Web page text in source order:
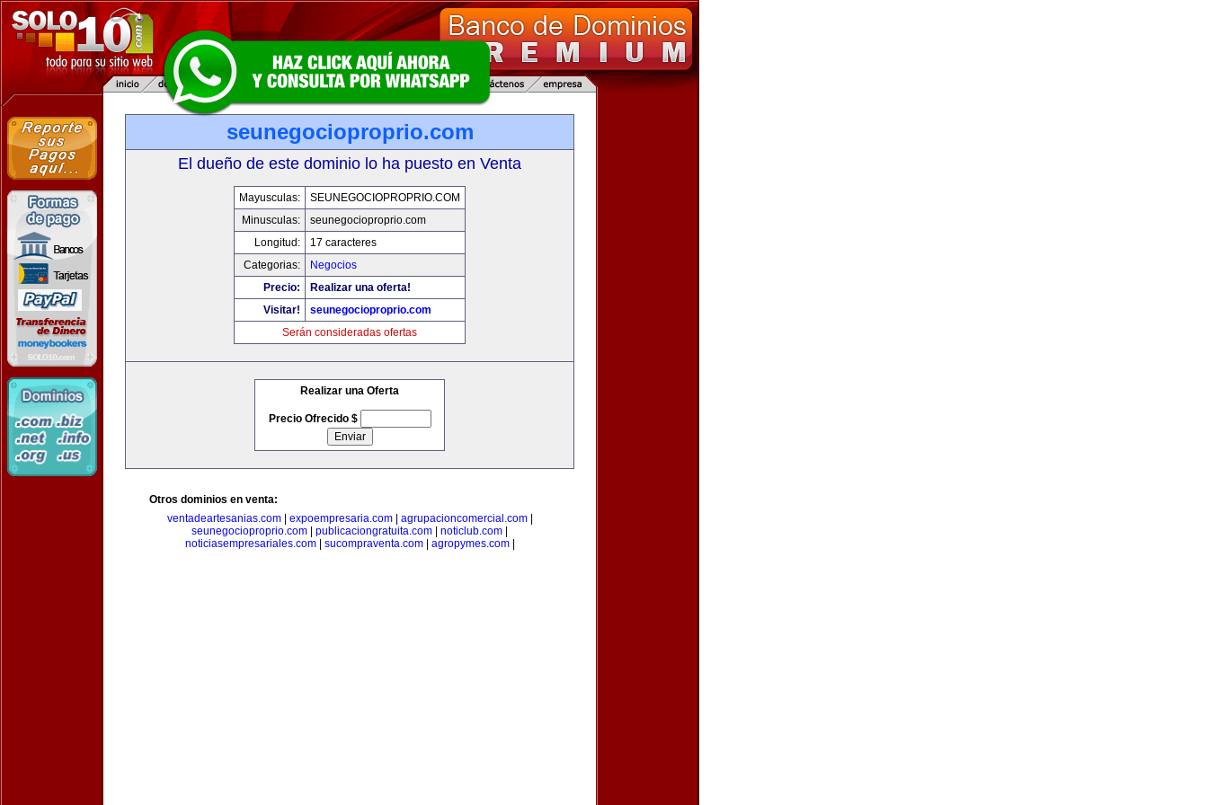
seunegocioproprio.com
El dueño de este dominio lo ha puesto en Venta
Mayusculas:
SEUNEGOCIOPROPRIO.COM
Minusculas:
seunegocioproprio.com
Longitud:
17 caracteres
Categorias:
Negocios
Precio:
Realizar una oferta!
Visitar!
seunegocioproprio.com
Serán consideradas ofertas
Realizar una Oferta
Precio Ofrecido $
Otros dominios en venta:
ventadeartesanias.com| expoempresaria.com| agrupacioncomercial.com|
seunegocioproprio.com
publicaciongratuita.com noticlub.com
noticiasempresariales.com| sucompraventa.com| agropymes.com|